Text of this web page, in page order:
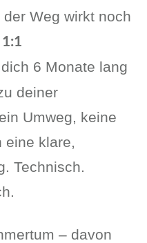
Weg wirkt noch
6 Monate lang
deiner
Umweg, keine
eine klare,
Technisch.
– davon